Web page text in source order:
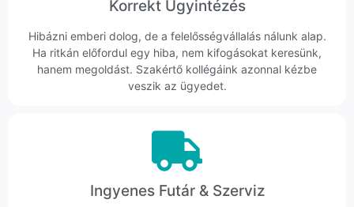
Korrekt Ügyintézés
Hibázni emberi dolog, de a felelősségvállalás nálunk alap.
Ha ritkán előfordul egy hiba, nem kifogásokat keresünk,
hanem megoldást. Szakértő kollégáink azonnal kézbe
veszik az ügyedet.
Ingyenes Futár & Szerviz